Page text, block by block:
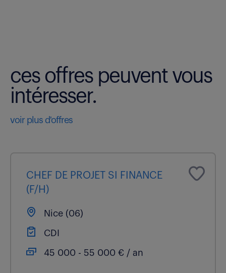
ces offres peuvent vous
intéresser.
voir plus d'offres
CHEF DE PROJET SI FINANCE
(F/H)
Nice (06)
CDI
45 000 - 55 000 € / an